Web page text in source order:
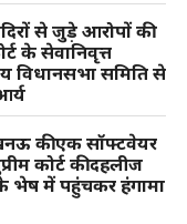
से जुड़े आरोपों की
के सेवानिवृत्त
विधानसभा समिति से
की एक सॉफ्टवेयर
कोर्ट की दहलीज
भेष में पहुंचकर हंगामा